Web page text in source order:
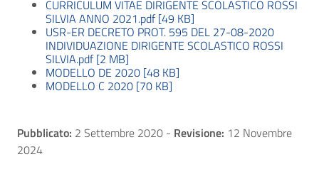
CURRICULUM VITAE DIRIGENTE SCOLASTICO ROSSI
SILVIA ANNO 2021.pdf [49 KB]
USR-ER DECRETO PROT. 595 DEL 27-08-2020
INDIVIDUAZIONE DIRIGENTE SCOLASTICO ROSSI
SILVIA.pdf [2 MB]
MODELLO DE 2020 [48 KB]
MODELLO C 2020 [70 KB]
Pubblicato: 2 Settembre 2020 - Revisione: 12 Novembre
2024